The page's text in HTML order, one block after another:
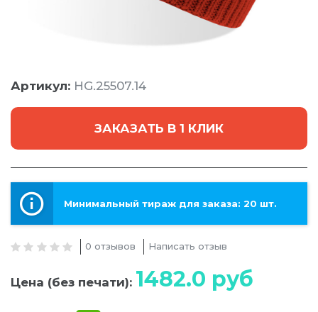
Артикул: HG.25507.14
ЗАКАЗАТЬ В 1 КЛИК
Минимальный тираж для заказа: 20 шт.
0 отзывов Написать отзыв
Цена (без печати): 1482.0 руб